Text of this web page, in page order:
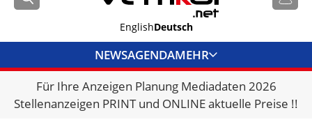
EnglishDeutsch
NEWSAGENDAMEHR
BRANCHENLINKS
VERMIETER
Für Ihre Anzeigen Planung Mediadaten 2026
Stellenanzeigen PRINT und ONLINE aktuelle Preise !!